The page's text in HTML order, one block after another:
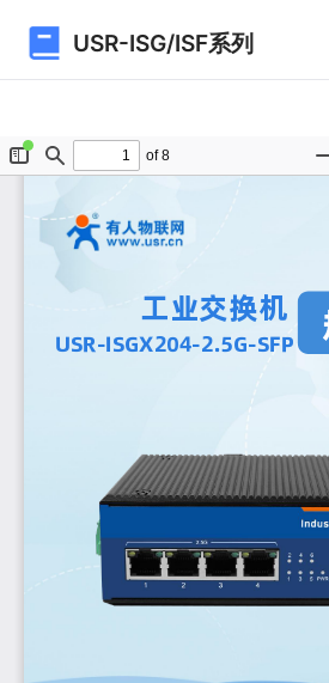
USR-ISG/ISF系列